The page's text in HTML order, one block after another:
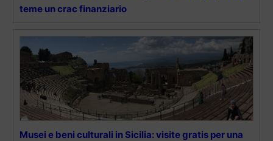
teme un crac finanziario
Musei e beni culturali in Sicilia: visite gratis per una